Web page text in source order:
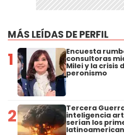
MÁS LEÍDAS DE PERFIL
1 Encuesta
consultoras
Milei y la crisis
peronismo
2 Tercera
inteligencia
serían los